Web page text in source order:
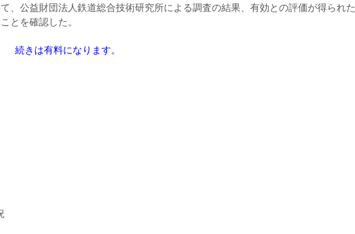
、公益財団法人鉄道総合技術研究所による調査の結果、有効との評価が得られた
とを確認した。
続きは有料になります。